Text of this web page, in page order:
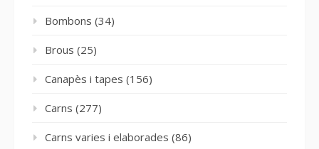
Bombons (34)
Brous (25)
Canapès i tapes (156)
Carns (277)
Carns varies i elaborades (86)